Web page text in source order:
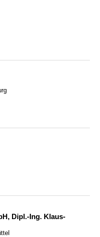
Dipl.-Ing. Klaus-